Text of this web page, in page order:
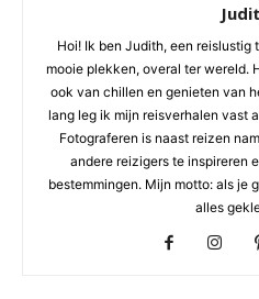
Hoi! Ik ben Judith, een
mooie plekken, overal ter wereld.
ook van chillen en genieten van
lang leg ik mijn reisverhalen vast
Fotograferen is naast reizen
andere reizigers te inspireren
bestemmingen. Mijn motto: als je
alles